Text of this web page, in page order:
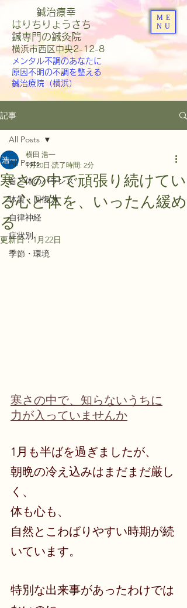
ME
NU
鍼治療幸
はりちりょうさち
​鍼専門の鍼灸院
​横浜市西区中央2-12-8
メンタル不調のあなたに
原因不明の不調を整える
鍼治療院（横浜）
記事
All Posts
首と体のバランス
体質・回復力
自律神経
症状別
季節・環境
All Posts
寒さの中で頑張り続けてい
る心と体を、いったん緩め
る
横田 浩一
1月20日 読了時間: 2分
更新日：1月22日
寒さの中で、知らないうちに
力が入っていませんか
1月も半ばを過ぎましたが、
朝晩の冷え込みはまだまだ厳し
く、
体も心も、
自然とこわばりやすい時期が続
いています。
特別な出来事があったわけでは